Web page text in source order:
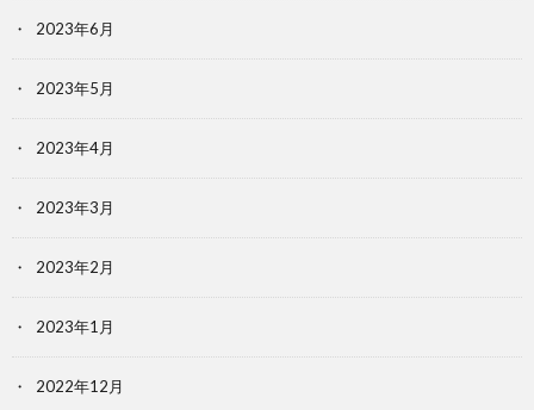
2023年6月
2023年5月
2023年4月
2023年3月
2023年2月
2023年1月
2022年12月